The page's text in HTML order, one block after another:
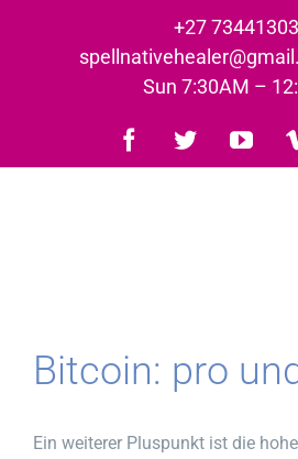
+27
Sun 7:30AM –
Facebook
Twitter
Bitcoin: pro
Ein weiterer Pluspunkt ist die